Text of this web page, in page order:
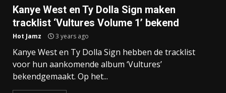
Kanye West en Ty Dolla Sign maken
tracklist ‘Vultures Volume 1’ bekend
Hot Jamz 3 years ago
Kanye West en Ty Dolla Sign hebben de tracklist
voor hun aankomende album ‘Vultures’
bekendgemaakt. Op het...